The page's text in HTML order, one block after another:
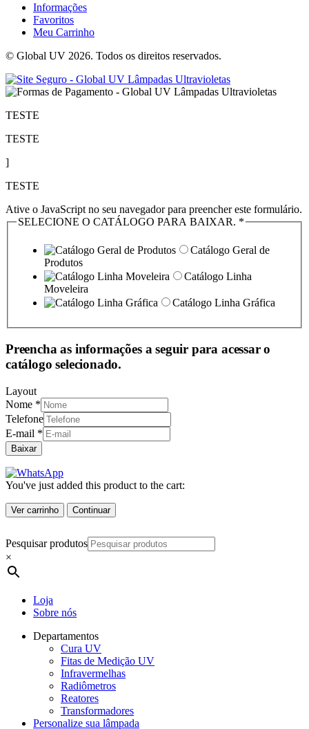
Informações
Favoritos
Meu Carrinho
© Global UV 2026. Todos os direitos reservados.
TESTE
TESTE
]
TESTE
Ative o JavaScript no seu navegador para preencher este formulário.
SELECIONE O CATÁLOGO PARA BAIXAR. *
Catálogo Geral de
Produtos
Catálogo Linha
Moveleira
Catálogo Linha Gráfica
Preencha as informações a seguir para acessar o
catálogo selecionado.
Layout
Nome *
Telefone
E-mail *
Baixar
You've just added this product to the cart:
Ver carrinho Continuar
Pesquisar produtos
×
Loja
Sobre nós
Departamentos
Cura UV
Fitas de Medição UV
Infravermelhas
Radiômetros
Reatores
Transformadores
Personalize sua lâmpada